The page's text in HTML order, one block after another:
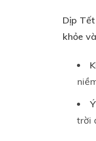
Dịp
khỏe
trời